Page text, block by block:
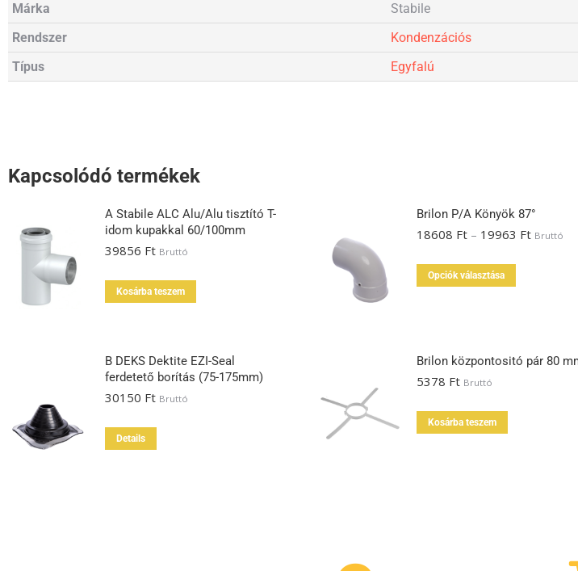
Márka
Stabile
Rendszer
Kondenzációs
Típus
Egyfalú
Kapcsolódó termékek
A Stabile ALC Alu/Alu tisztító T-
idom kupakkal 60/100mm
39856 Ft Bruttó
Kosárba teszem
Brilon P/A Könyök 87°
18608 Ft – 19963 Ft Bruttó
Opciók választása
B DEKS Dektite EZI-Seal
ferdetető borítás (75-175mm)
30150 Ft Bruttó
Details
Brilon központositó pár 80
5378 Ft Bruttó
Kosárba teszem